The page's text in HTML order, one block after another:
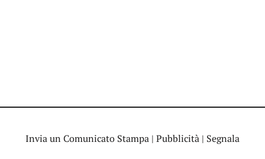
Invia un Comunicato Stampa | Pubblicità | Segnala